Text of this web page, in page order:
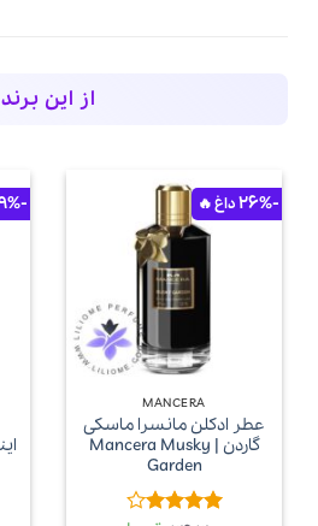
از این برند
-26%
MANCERA
عطر ادکلن مانسرا ماسکی
گاردن | Mancera Musky
Garden
-39%